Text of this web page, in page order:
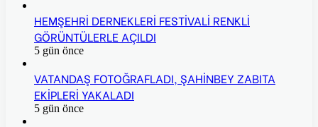
HEMŞEHRİ DERNEKLERİ FESTİVALİ RENKLİ
GÖRÜNTÜLERLE AÇILDI
5 gün önce
VATANDAŞ FOTOĞRAFLADI, ŞAHİNBEY ZABITA
EKİPLERİ YAKALADI
5 gün önce